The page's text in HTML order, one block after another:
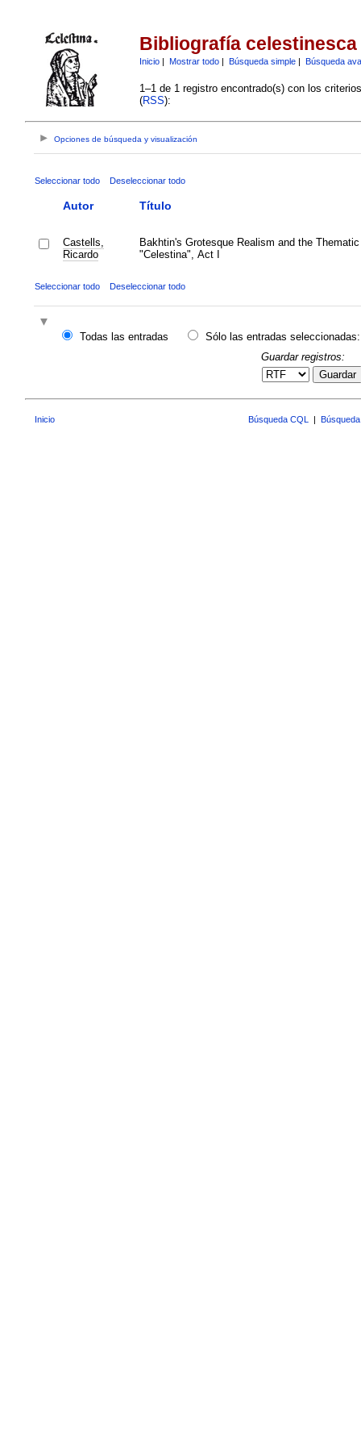
Bibliografía celestinesca
Inicio| Mostrar todo| Búsqueda simple| Búsqueda
1–1 de 1 registro encontrado(s) con los
(RSS):
Opciones de búsqueda y visualización
Seleccionar todo Deseleccionar todo
Autor Título
Castells,
Ricardo
Bakhtin's Grotesque Realism and the
"Celestina", Act I
Seleccionar todo Deseleccionar todo
Todas las entradas
Sólo las entradas seleccionadas:
Guardar registros:
Guardar
Inicio Búsqueda CQL